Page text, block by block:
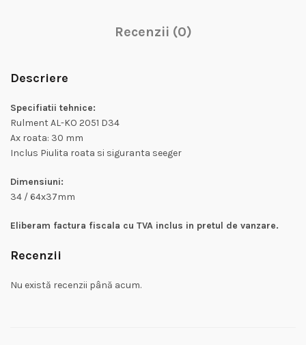
Recenzii (0)
Descriere
Specifiatii tehnice:
Rulment AL-KO 2051 D34
Ax roata: 30 mm
Inclus Piulita roata si siguranta seeger
Dimensiuni:
34 / 64x37mm
Eliberam factura fiscala cu TVA inclus in pretul de vanzare.
Recenzii
Nu există recenzii până acum.